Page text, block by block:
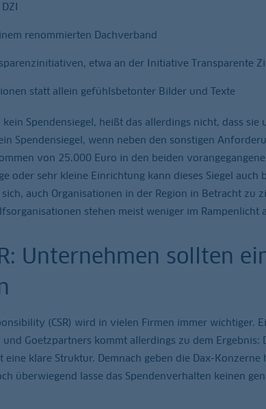
renommierten Dachverband
etwa an der Initiative Transparente
statt allein gefühlsbetonter Bilder und Texte
Spendensiegel, heißt das allerdings nicht, dass
Spendensiegel, wenn neben den sonstigen
von 25.000 Euro in den beiden
oder sehr kleine Einrichtung kann dieses Siegel
auch Organisationen in der Region in Betracht zu
stehen meist weniger im Rampenlicht
Unternehmen sollten
(CSR) wird in vielen Firmen immer wichtiger.
Goetzpartners kommt allerdings zu dem Ergebnis:
eine klare Struktur. Demnach geben die Dax-
überwiegend lasse das Spendenverhalten keinen